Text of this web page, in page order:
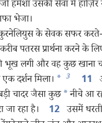
हमेशा उसकी सेवा में हाज़िर
भेजा।
के सेवक सफर
पतरस प्रार्थना करने के
भूख लगी और वह कुछ खाना
दर्शन मिला। * 3 11
चादर जैसा कुछ *नीचे आ
जा रहा है।
12 उसमें